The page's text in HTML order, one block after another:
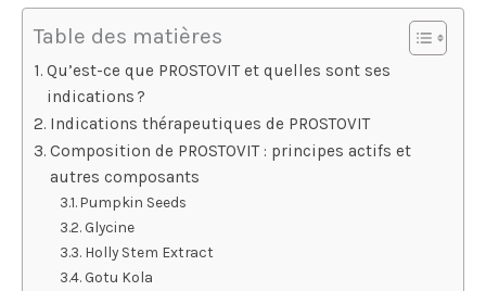
Table des matières
Qu’est-ce que PROSTOVIT et quelles sont ses
indications ?
Indications thérapeutiques de PROSTOVIT
Composition de PROSTOVIT : principes actifs et
autres composants
Pumpkin Seeds
Glycine
Holly Stem Extract
Gotu Kola